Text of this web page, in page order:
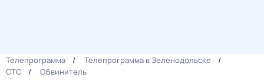
Телепрограмма
Телепрограмма в Зеленодольске
СТС
Обвинитель